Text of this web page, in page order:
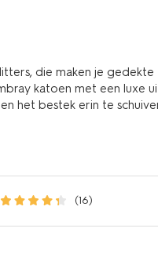
die maken je gedekte
katoen met een luxe
het bestek erin te
(16)